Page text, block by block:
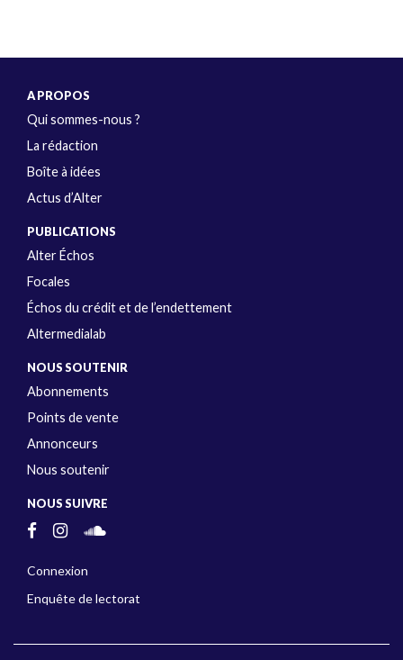
A PROPOS
Qui sommes-nous ?
La rédaction
Boîte à idées
Actus d’Alter
PUBLICATIONS
Alter Échos
Focales
Échos du crédit et de l’endettement
Altermedialab
NOUS SOUTENIR
Abonnements
Points de vente
Annonceurs
Nous soutenir
NOUS SUIVRE
Connexion
Enquête de lectorat